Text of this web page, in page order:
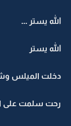
الله يستر ...
الله يستر
دخلت الميلس
رحت سلمت على